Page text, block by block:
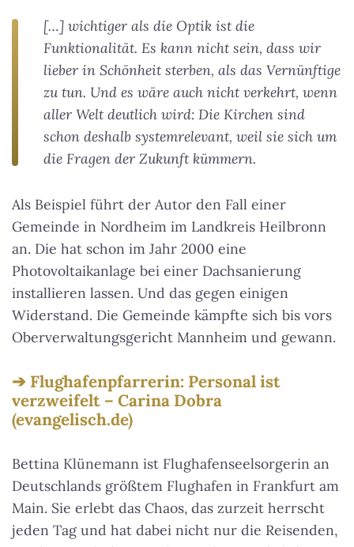
[…] wichtiger als die Optik ist die
Funktionalität. Es kann nicht sein, dass wir
lieber in Schönheit sterben, als das Vernünftige
zu tun. Und es wäre auch nicht verkehrt, wenn
aller Welt deutlich wird: Die Kirchen sind
schon deshalb systemrelevant, weil sie sich um
die Fragen der Zukunft kümmern.
Als Beispiel führt der Autor den Fall einer
Gemeinde in Nordheim im Landkreis Heilbronn
an. Die hat schon im Jahr 2000 eine
Photovoltaikanlage bei einer Dachsanierung
installieren lassen. Und das gegen einigen
Widerstand. Die Gemeinde kämpfte sich bis vors
Oberverwaltungsgericht Mannheim und gewann.
Flughafenpfarrerin: Personal ist
verzweifelt – Carina Dobra
(evangelisch.de)
Bettina Klünemann ist Flughafenseelsorgerin an
Deutschlands größtem Flughafen in Frankfurt am
Main. Sie erlebt das Chaos, das zurzeit herrscht
jeden Tag und hat dabei nicht nur die Reisenden,